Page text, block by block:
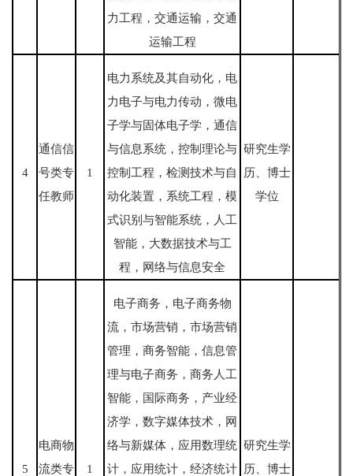
力工程，交通运输，交通
运输工程
4
通信信
号类专
任教师
1
电力系统及其自动化，电
力电子与电力传动，微电
子学与固体电子学，通信
与信息系统，控制理论与
控制工程，检测技术与自
动化装置，系统工程，模
式识别与智能系统，人工
智能，大数据技术与工
程，网络与信息安全
研究生学
历、博士
学位
5
电商物
流类专
1
电子商务，电子商务物
流，市场营销，市场营销
管理，商务智能，信息管
理与电子商务，商务人工
智能，国际商务，产业经
济学，数字媒体技术，网
络与新媒体，应用数理统
计，应用统计，经济统计
研究生学
历、博士